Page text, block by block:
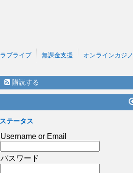
ラブライブ 無課金支援 オンラインカジノ
購読する
ステータス
Username or Email
パスワード